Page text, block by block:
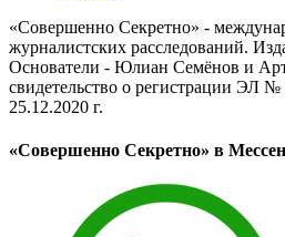
«Совершенно Секретно» -
журналистских расследований.
Основатели - Юлиан Семёнов и
свидетельство о регистрации ЭЛ
25.12.2020 г.
«Совершенно Секретно» в